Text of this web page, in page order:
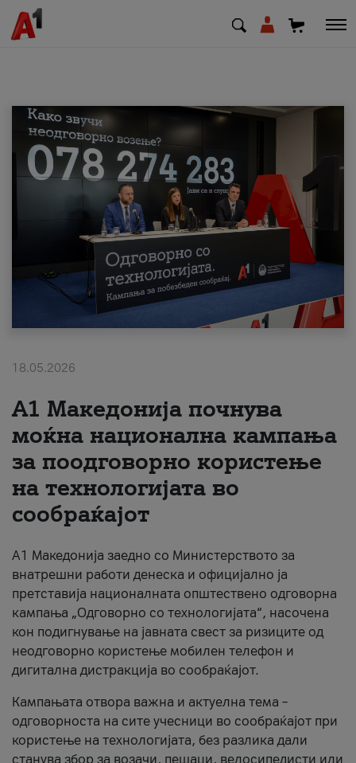
МК EN SQ
Деловни
Поддршка
Надополни кредит
#ПодобарОнлајн
18.05.2026
A1 Македонија почнува
моќна национална кампања
за поодговорно користење
на технологијата во
сообраќајот
A1 Македонија заедно со Министерството за
внатрешни работи денеска и официјално ја
претставија националната општествено одговорна
кампања „Одговорно со технологијата“, насочена
кон подигнување на јавната свест за ризиците од
неодговорно користење мобилен телефон и
дигитална дистракција во сообраќајот.
Кампањата отвора важна и актуелна тема –
одговорноста на сите учесници во сообраќајот при
користење на технологијата, без разлика дали
станува збор за возачи, пешаци, велосипедисти или